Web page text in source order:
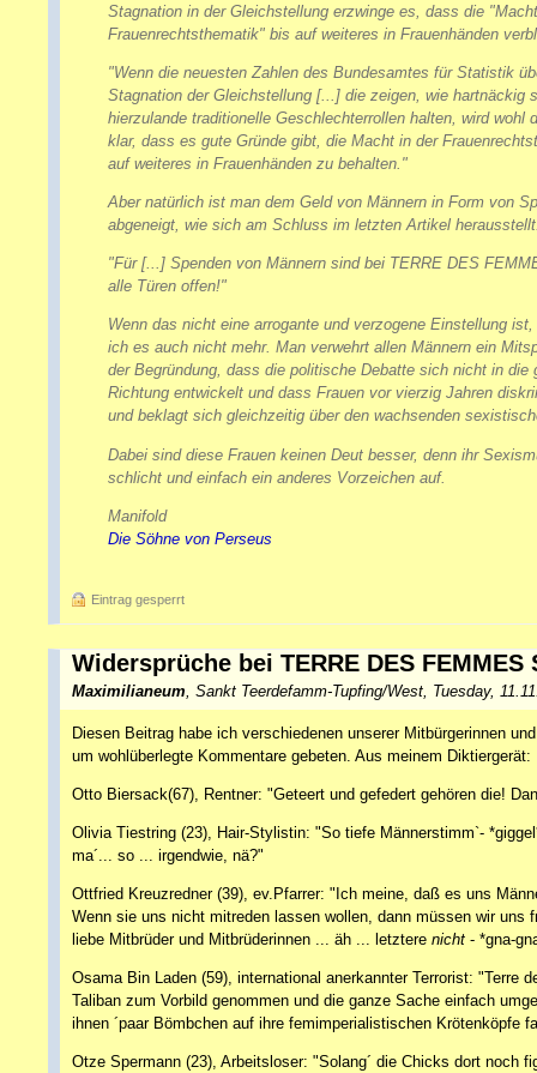
Stagnation in der Gleichstellung erzwinge es, dass die
Frauenrechtsthematik" bis auf weiteres in Frauenhänden
"Wenn die neuesten Zahlen des Bundesamtes für Statistik
Stagnation der Gleichstellung [...] die zeigen, wie hartnäckig
hierzulande traditionelle Geschlechterrollen halten, wird wohl
klar, dass es gute Gründe gibt, die Macht in der
auf weiteres in Frauenhänden zu behalten."
Aber natürlich ist man dem Geld von Männern in Form von
abgeneigt, wie sich am Schluss im letzten Artikel
"Für [...] Spenden von Männern sind bei TERRE DES
alle Türen offen!"
Wenn das nicht eine arrogante und verzogene Einstellung
ich es auch nicht mehr. Man verwehrt allen Männern ein
der Begründung, dass die politische Debatte sich nicht in die
Richtung entwickelt und dass Frauen vor vierzig Jahren
und beklagt sich gleichzeitig über den wachsenden
Dabei sind diese Frauen keinen Deut besser, denn ihr
schlicht und einfach ein anderes Vorzeichen auf.
Manifold
Die Söhne von Perseus
Eintrag gesperrt
Widersprüche bei TERRE DES FEMMES
Maximilianeum Sankt Teerdefamm-Tupfing/West Tuesday,
Diesen Beitrag habe ich verschiedenen unserer Mitbürgerinnen
um wohlüberlegte Kommentare gebeten. Aus meinem Diktiergerät:
Otto Biersack(67), Rentner: "Geteert und gefedert gehören die!
Olivia Tiestring (23), Hair-Stylistin: "So tiefe Männerstimm`-
ma´... so ... irgendwie, nä?"
Ottfried Kreuzredner (39), ev.Pfarrer: "Ich meine, daß es uns
Wenn sie uns nicht mitreden lassen wollen, dann müssen wir
liebe Mitbrüder und Mitbrüderinnen ... äh ... letztere nicht - *gna-
Osama Bin Laden (59), international anerkannter Terrorist: "Terre
Taliban zum Vorbild genommen und die ganze Sache einfach
ihnen ´paar Bömbchen auf ihre femimperialistischen Krötenköpfe
Otze Spermann (23), Arbeitsloser: "Solang´ die Chicks dort noch